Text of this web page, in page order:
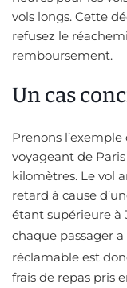
vols longs. Cette
refusez le
remboursement.
Un cas
Prenons
voyageant de
kilomètres. Le vol
retard à cause
étant supérieure à
chaque passager
réclamable est
frais de repas pris